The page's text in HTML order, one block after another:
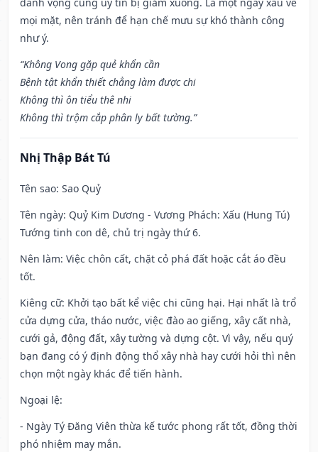
mọi mặt, nên tránh để hạn chế mưu sự khó thành công
như ý.
“Không Vong gặp quẻ khẩn cần
Bệnh tật khẩn thiết chẳng làm được chi
Không thì ôn tiểu thê nhi
Không thì trộm cắp phân ly bất tường.”
Nhị Thập Bát Tú
Tên sao: Sao Quỷ
Tên ngày: Quỷ Kim Dương - Vương Phách: Xấu (Hung Tú)
Tướng tinh con dê, chủ trị ngày thứ 6.
Nên làm: Việc chôn cất, chặt cỏ phá đất hoặc cắt áo đều
tốt.
Kiêng cữ: Khởi tạo bất kể việc chi cũng hại. Hại nhất là trổ
cửa dựng cửa, tháo nước, việc đào ao giếng, xây cất nhà,
cưới gả, động đất, xây tường và dựng cột. Vì vậy, nếu quý
bạn đang có ý định động thổ xây nhà hay cưới hỏi thì nên
chọn một ngày khác để tiến hành.
Ngoại lệ:
- Ngày Tý Đăng Viên thừa kế tước phong rất tốt, đồng thời
phó nhiệm may mắn.